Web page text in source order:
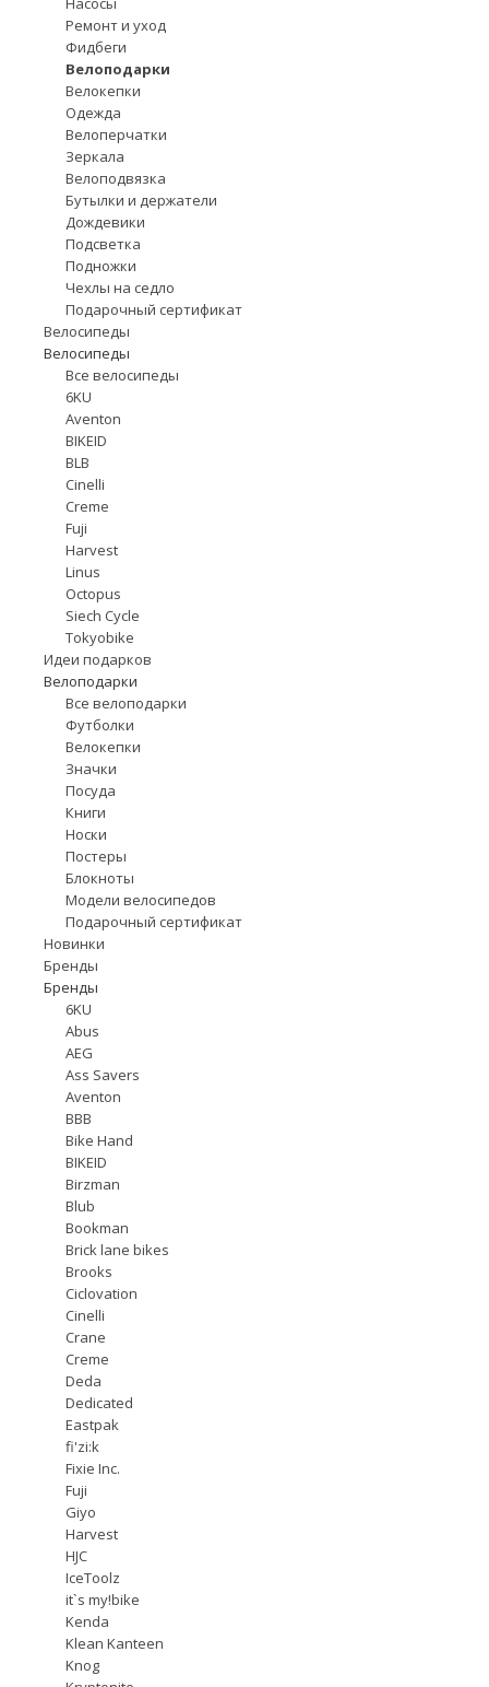
Ремонт и уход
Фидбеги
Велоподарки
Велокепки
Одежда
Велоперчатки
Зеркала
Велоподвязка
Бутылки и держатели
Дождевики
Подсветка
Подножки
Чехлы на седло
Подарочный сертификат
Велосипеды
Велосипеды
Все велосипеды
6KU
Aventon
BIKEID
BLB
Cinelli
Creme
Fuji
Harvest
Linus
Octopus
Siech Cycle
Tokyobike
Идеи подарков
Велоподарки
Все велоподарки
Футболки
Велокепки
Значки
Посуда
Книги
Носки
Постеры
Блокноты
Модели велосипедов
Подарочный сертификат
Новинки
Бренды
Бренды
6KU
Abus
AEG
Ass Savers
Aventon
BBB
Bike Hand
BIKEID
Birzman
Blub
Bookman
Brick lane bikes
Brooks
Ciclovation
Cinelli
Crane
Creme
Deda
Dedicated
Eastpak
fi'zi:k
Fixie Inc.
Fuji
Giyo
Harvest
HJC
IceToolz
it`s my!bike
Kenda
Klean Kanteen
Knog